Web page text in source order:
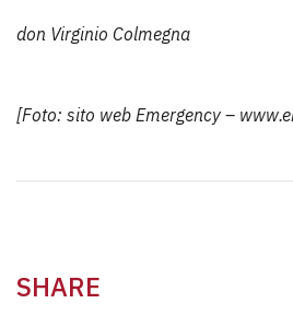
don Virginio Colmegna
[Foto: sito web Emergency –
SHARE